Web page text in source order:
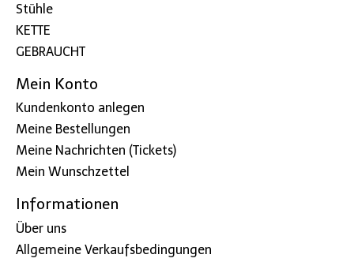
Stühle
KETTE
GEBRAUCHT
Mein Konto
Kundenkonto anlegen
Meine Bestellungen
Meine Nachrichten (Tickets)
Mein Wunschzettel
Informationen
Über uns
Allgemeine Verkaufsbedingungen